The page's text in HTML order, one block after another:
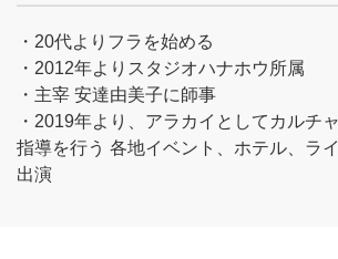
・20代よりフラを始める
・2012年よりスタジオハナホウ所属
・主宰 安達由美子に師事
・2019年より、アラカイとしてカルチ
指導を行う 各地イベント、ホテル、ラ
出演